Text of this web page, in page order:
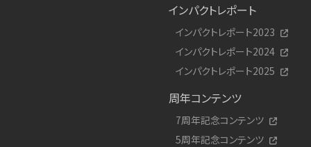
インパクトレポート
インパクトレポート2023
インパクトレポート2024
インパクトレポート2025
周年コンテンツ
7周年記念コンテンツ
5周年記念コンテンツ